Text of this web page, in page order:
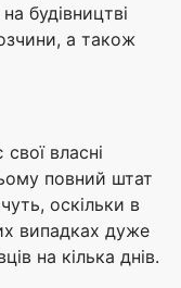
будівництві
а також
власні
повний штат
оскільки в
випадках дуже
на кілька днів.